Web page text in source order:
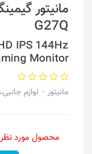
G27Q
IPS 144Hz
Monitor
مانیتور لوازم
محصول مورد